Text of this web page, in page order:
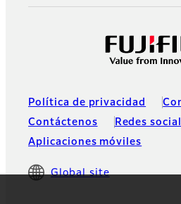
Política de privacidad
Contáctenos
Redes
Aplicaciones móviles
Global site